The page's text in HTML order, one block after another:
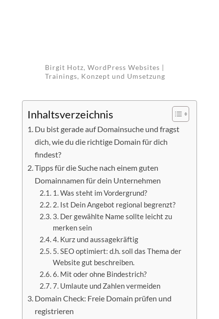
Birgit Hotz, WordPress Websites |
Trainings, Konzept und Umsetzung
Inhaltsverzeichnis
Du bist gerade auf Domainsuche und fragst
dich, wie du die richtige Domain für dich
findest?
Tipps für die Suche nach einem guten
Domainnamen für dein Unternehmen
1. Was steht im Vordergrund?
2. Ist Dein Angebot regional begrenzt?
3. Der gewählte Name sollte leicht zu
merken sein
4. Kurz und aussagekräftig
5. SEO optimiert: d.h. soll das Thema der
Website gut beschreiben.
6. Mit oder ohne Bindestrich?
7. Umlaute und Zahlen vermeiden
Domain Check: Freie Domain prüfen und
registrieren